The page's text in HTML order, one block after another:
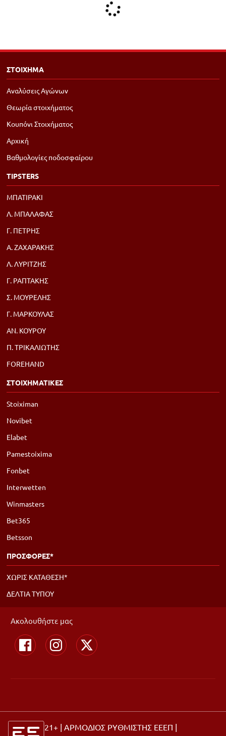
ΣΤΟΙΧΗΜΑ
Αναλύσεις Αγώνων
Θεωρία στοιχήματος
Κουπόνι Στοιχήματος
Αρχική
Βαθμολογίες ποδοσφαίρου
TIPSTERS
ΜΠΑΤΙΡΑΚΙ
Λ. ΜΠΑΛΑΦΑΣ
Γ. ΠΕΤΡΗΣ
Α. ΖΑΧΑΡΑΚΗΣ
Λ. ΛΥΡΙΤΖΗΣ
Γ. ΡΑΠΤΑΚΗΣ
Σ. ΜΟΥΡΕΛΗΣ
Γ. ΜΑΡΚΟΥΛΑΣ
ΑΝ. ΚΟΥΡΟΥ
Π. ΤΡΙΚΑΛΙΩΤΗΣ
FOREHAND
ΣΤΟΙΧΗΜΑΤΙΚΕΣ
Stoiximan
Novibet
Elabet
Pamestoixima
Fonbet
Interwetten
Winmasters
Bet365
Betsson
ΠΡΟΣΦΟΡΕΣ*
ΧΩΡΙΣ ΚΑΤΑΘΕΣΗ*
ΔΕΛΤΙΑ ΤΥΠΟΥ
Ακολουθήστε μας
21+ | ΑΡΜΟΔΙΟΣ ΡΥΘΜΙΣΤΗΣ ΕΕΕΠ |